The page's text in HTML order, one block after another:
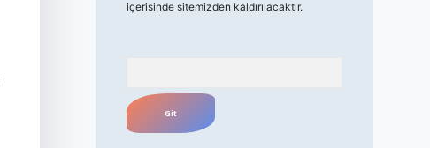
içerisinde sitemizden kaldırılacaktır.